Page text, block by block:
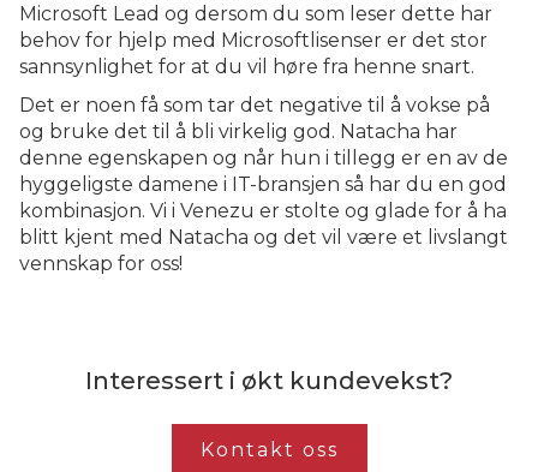
Microsoft Lead og dersom du som leser dette har
behov for hjelp med Microsoftlisenser er det stor
sannsynlighet for at du vil høre fra henne snart.
Det er noen få som tar det negative til å vokse på
og bruke det til å bli virkelig god. Natacha har
denne egenskapen og når hun i tillegg er en av de
hyggeligste damene i IT-bransjen så har du en god
kombinasjon. Vi i Venezu er stolte og glade for å ha
blitt kjent med Natacha og det vil være et livslangt
vennskap for oss!
Interessert i økt kundevekst?
Kontakt oss